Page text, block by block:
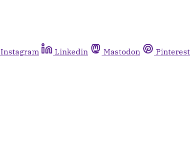
Instagram Linkedin Mastodon Pinterest